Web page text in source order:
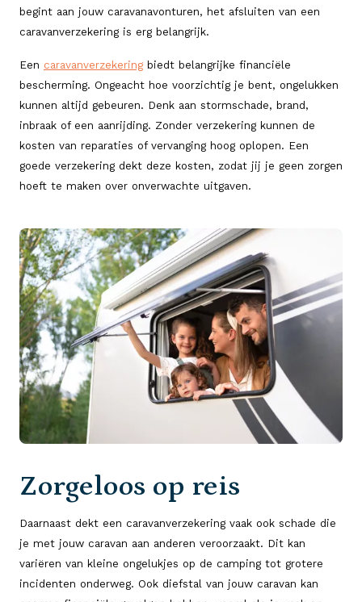
begint aan jouw caravanavonturen, het afsluiten van een
caravanverzekering is erg belangrijk.
Een caravanverzekering biedt belangrijke financiële
bescherming. Ongeacht hoe voorzichtig je bent, ongelukken
kunnen altijd gebeuren. Denk aan stormschade, brand,
inbraak of een aanrijding. Zonder verzekering kunnen de
kosten van reparaties of vervanging hoog oplopen. Een
goede verzekering dekt deze kosten, zodat jij je geen zorgen
hoeft te maken over onverwachte uitgaven.
Zorgeloos op reis
Daarnaast dekt een caravanverzekering vaak ook schade die
je met jouw caravan aan anderen veroorzaakt. Dit kan
variëren van kleine ongelukjes op de camping tot grotere
incidenten onderweg. Ook diefstal van jouw caravan kan